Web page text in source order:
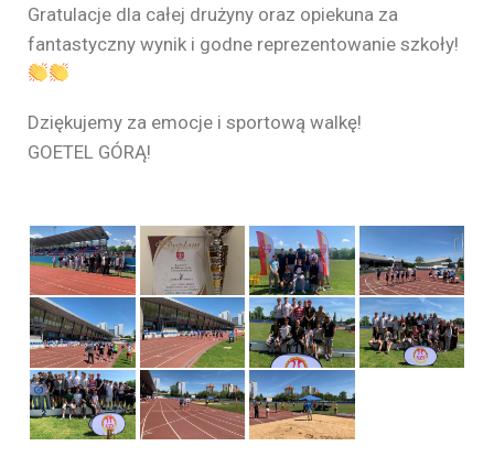
Gratulacje dla całej drużyny oraz opiekuna za
fantastyczny wynik i godne reprezentowanie szkoły!
Dziękujemy za emocje i sportową walkę!
GOETEL GÓRĄ!